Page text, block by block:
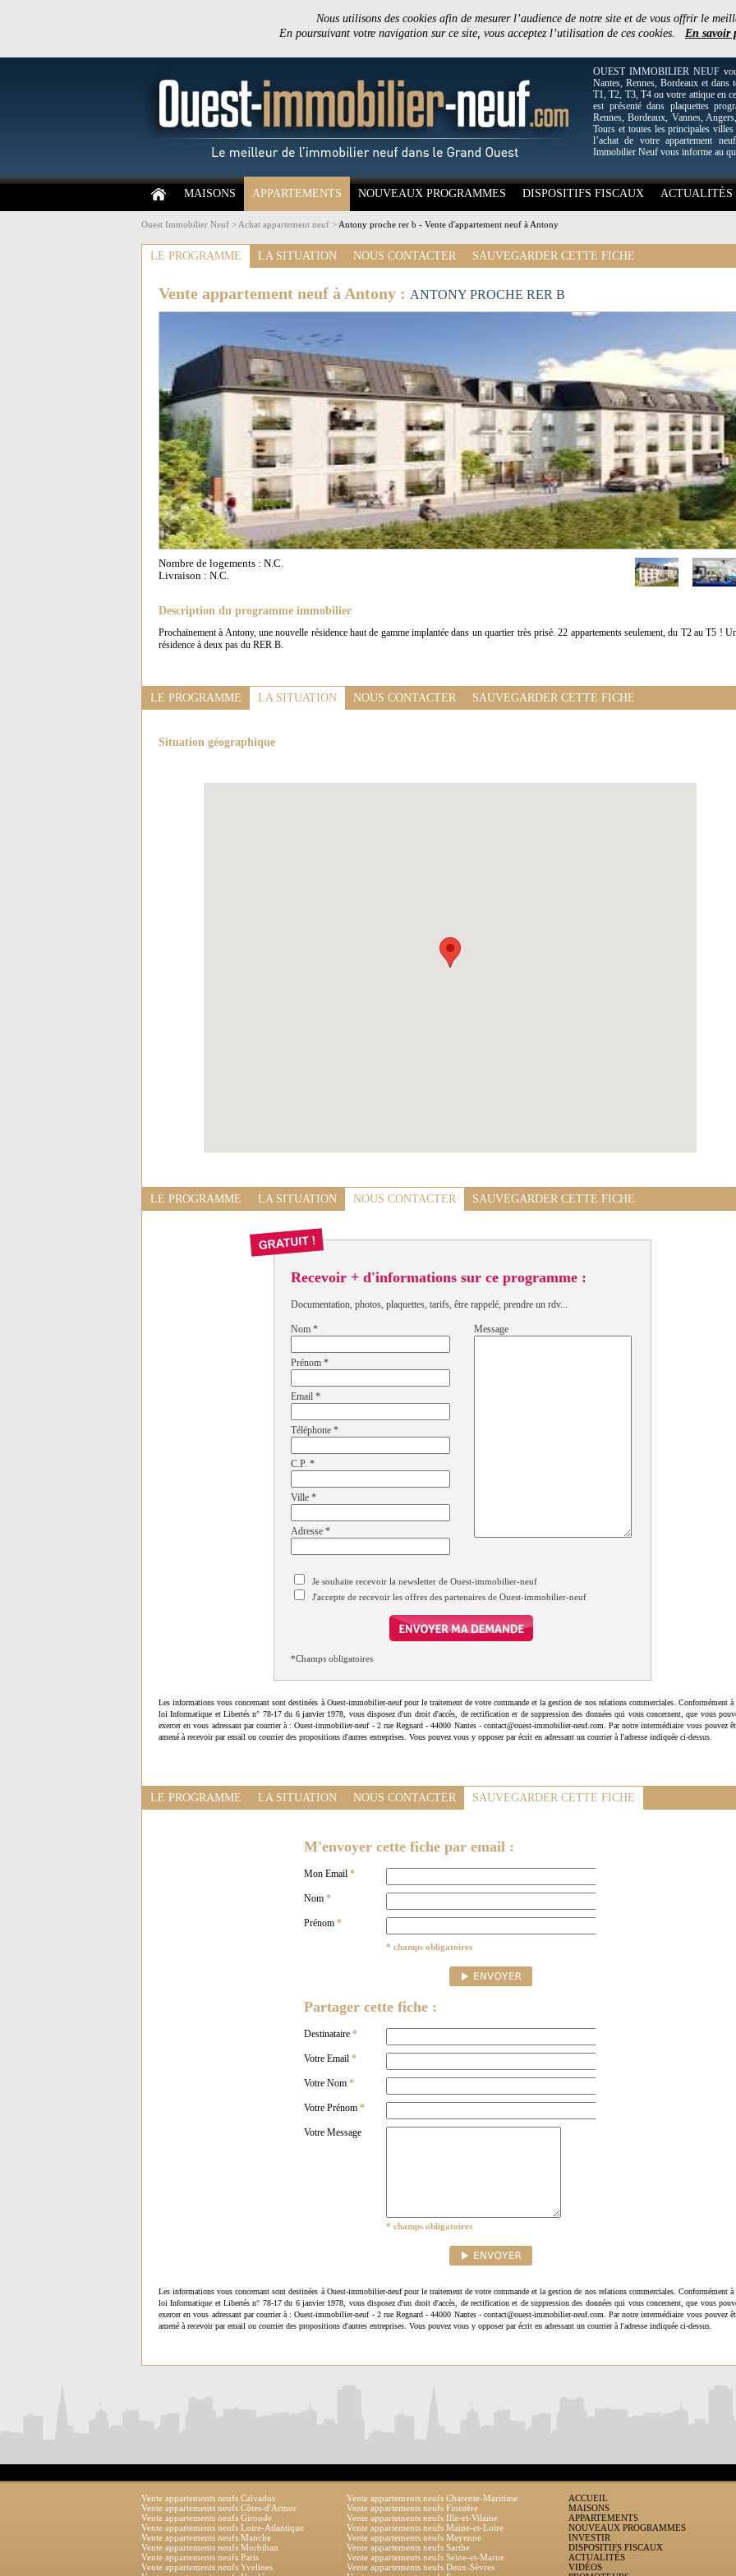
Nous utilisons des cookies afin de mesurer l’audience de notre site et de vous offrir le
En poursuivant votre navigation sur ce site, vous acceptez l’utilisation de ces cookies. En savoir
OUEST IMMOBILIER NEUF
Nantes, Rennes, Bordeaux et
T1, T2, T3, T4 ou votre attique en
est présenté dans plaquettes
Rennes, Bordeaux, Vannes,
Tours et toutes les principales
l’achat de votre appartement
Immobilier Neuf vous informe au
MAISONS APPARTEMENTS NOUVEAUX PROGRAMMES DISPOSITIFS FISCAUX ACTUALITÉS
Ouest Immobilier Neuf > Achat appartement neuf > Antony proche rer b - Vente d'appartement neuf à Antony
LE PROGRAMME LA SITUATION NOUS CONTACTER SAUVEGARDER CETTE FICHE
Vente appartement neuf à Antony : ANTONY PROCHE RER B
Nombre de logements : N.C.
Livraison : N.C.
Description du programme immobilier
Prochainement à Antony, une nouvelle résidence haut de gamme implantée dans un quartier très prisé. 22 appartements seulement, du T2 au T5 !
résidence à deux pas du RER B.
LE PROGRAMME LA SITUATION NOUS CONTACTER SAUVEGARDER CETTE FICHE
Situation géographique
LE PROGRAMME LA SITUATION NOUS CONTACTER SAUVEGARDER CETTE FICHE
Recevoir + d'informations sur ce programme :
Documentation, photos, plaquettes, tarifs, être rappelé, prendre un rdv...
Nom *
Prénom *
Email *
Téléphone *
C.P. *
Ville *
Adresse *
Message
Je souhaite recevoir la newsletter de Ouest-immobilier-neuf
J'accepte de recevoir les offres des partenaires de Ouest-immobilier-neuf
*Champs obligatoires
Les informations vous concernant sont destinées à Ouest-immobilier-neuf pour le traitement de votre commande et la gestion de nos relations commerciales. Conformément à
loi Informatique et Libertés n° 78-17 du 6 janvier 1978, vous disposez d'un droit d'accès, de rectification et de suppression des données qui vous concernent, que vous
exercer en vous adressant par courrier à : Ouest-immobilier-neuf - 2 rue Regnard - 44000 Nantes - contact@ouest-immobilier-neuf.com. Par notre intermédiaire vous pouvez
amené à recevoir par email ou courrier des propositions d'autres entreprises. Vous pouvez vous y opposer par écrit en adressant un courrier à l'adresse indiquée ci-dessus.
LE PROGRAMME LA SITUATION NOUS CONTACTER SAUVEGARDER CETTE FICHE
M'envoyer cette fiche par email :
Mon Email *
Nom *
Prénom *
* champs obligatoires
Partager cette fiche :
Destinataire *
Votre Email *
Votre Nom *
Votre Prénom *
Votre Message
* champs obligatoires
Les informations vous concernant sont destinées à Ouest-immobilier-neuf pour le traitement de votre commande et la gestion de nos relations commerciales. Conformément à
loi Informatique et Libertés n° 78-17 du 6 janvier 1978, vous disposez d'un droit d'accès, de rectification et de suppression des données qui vous concernent, que vous
exercer en vous adressant par courrier à : Ouest-immobilier-neuf - 2 rue Regnard - 44000 Nantes - contact@ouest-immobilier-neuf.com. Par notre intermédiaire vous pouvez
amené à recevoir par email ou courrier des propositions d'autres entreprises. Vous pouvez vous y opposer par écrit en adressant un courrier à l'adresse indiquée ci-dessus.
Vente appartements neufs Calvados
Vente appartements neufs Charente-Maritime
Vente appartements neufs Côtes-d'Armor
Vente appartements neufs Finistère
Vente appartements neufs Gironde
Vente appartements neufs Ille-et-Vilaine
Vente appartements neufs Loire-Atlantique
Vente appartements neufs Maine-et-Loire
Vente appartements neufs Manche
Vente appartements neufs Mayenne
Vente appartements neufs Morbihan
Vente appartements neufs Sarthe
Vente appartements neufs Paris
Vente appartements neufs Seine-et-Marne
Vente appartements neufs Yvelines
Vente appartements neufs Deux-Sèvres
ACCUEIL
MAISONS
APPARTEMENTS
NOUVEAUX PROGRAMMES
INVESTIR
DISPOSITIFS FISCAUX
ACTUALITÉS
VIDÉOS